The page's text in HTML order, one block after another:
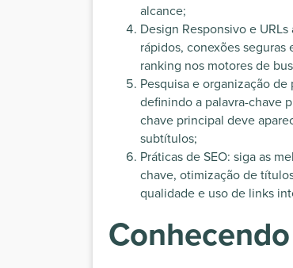
alcance;
Design Responsivo e
rápidos, conexões seguras
ranking nos motores de
Pesquisa e organização
definindo a palavra-chave
chave principal deve
subtítulos;
Práticas de SEO: siga as
chave, otimização de
qualidade e uso de links